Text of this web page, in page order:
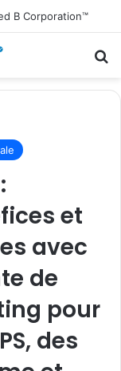
B Corporation™
et
avec
de
pour
des